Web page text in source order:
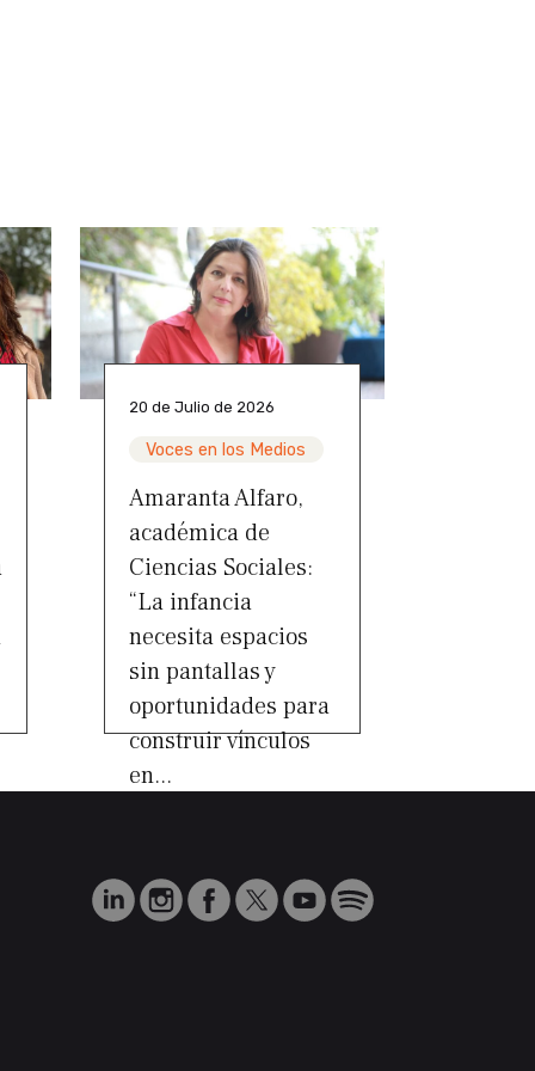
20 de Julio de 2026
Voces en los Medios
Amaranta Alfaro,
académica de
Ciencias Sociales:
“La infancia
necesita espacios
sin pantallas y
oportunidades para
construir vínculos
en...